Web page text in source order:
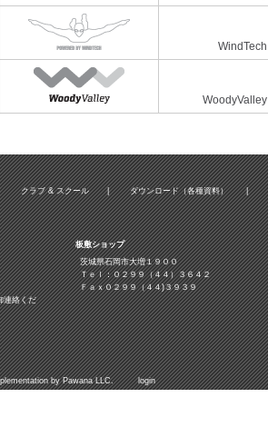
WindTech
WoodyValley
クラブ & スクール | ダウンロード（各種資料） |
連絡くだ
板敷ショップ
茨城県石岡市大増１９００
Ｔｅｌ：０２９９（４４）３６４２
Ｆａｘ０２９９（４４)３９３９
byPawana LLC. login